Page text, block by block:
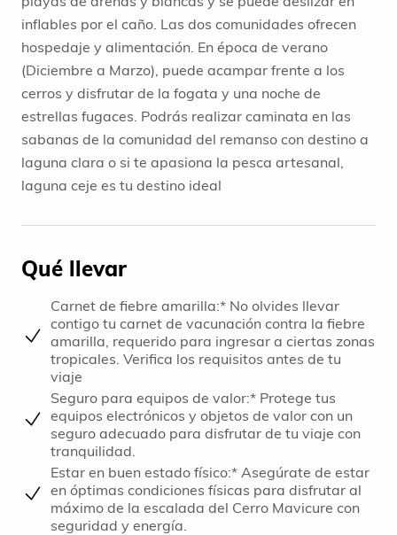
inflables por el caño. Las dos comunidades ofrecen
hospedaje y alimentación. En época de verano
(Diciembre a Marzo), puede acampar frente a los
cerros y disfrutar de la fogata y una noche de
estrellas fugaces. Podrás realizar caminata en las
sabanas de la comunidad del remanso con destino a
laguna clara o si te apasiona la pesca artesanal,
laguna ceje es tu destino ideal
Qué llevar
Carnet de fiebre amarilla:* No olvides llevar
contigo tu carnet de vacunación contra la fiebre
amarilla, requerido para ingresar a ciertas zonas
tropicales. Verifica los requisitos antes de tu
viaje
Seguro para equipos de valor:* Protege tus
equipos electrónicos y objetos de valor con un
seguro adecuado para disfrutar de tu viaje con
tranquilidad.
Estar en buen estado físico:* Asegúrate de estar
en óptimas condiciones físicas para disfrutar al
máximo de la escalada del Cerro Mavicure con
seguridad y energía.